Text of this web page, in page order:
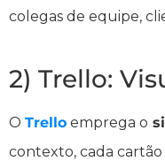
colegas de equipe,
2) Trello:
O Trello emprega o
contexto, cada